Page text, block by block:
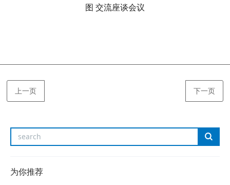
图 交流座谈会议
上一页 下一页
为你推荐